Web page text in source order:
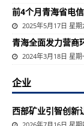
前4个月青海省电
2025年5月17日 星期
青海全面发力营商
2024年3月18日 星期
企业
西部矿业引智创新